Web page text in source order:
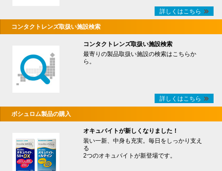
詳しくはこちら
コンタクトレンズ取扱い施設検索
コンタクトレンズ取扱い施設検索
最寄りの製品取扱い施設の検索はこちらか
ら。
詳しくはこちら
ボシュロム製品の購入
オキュバイトが新しくなりました！
装い一新、中身も充実。毎日をしっかり支え
る
2つのオキュバイトが新登場です。